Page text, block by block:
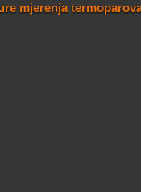
mjerenja